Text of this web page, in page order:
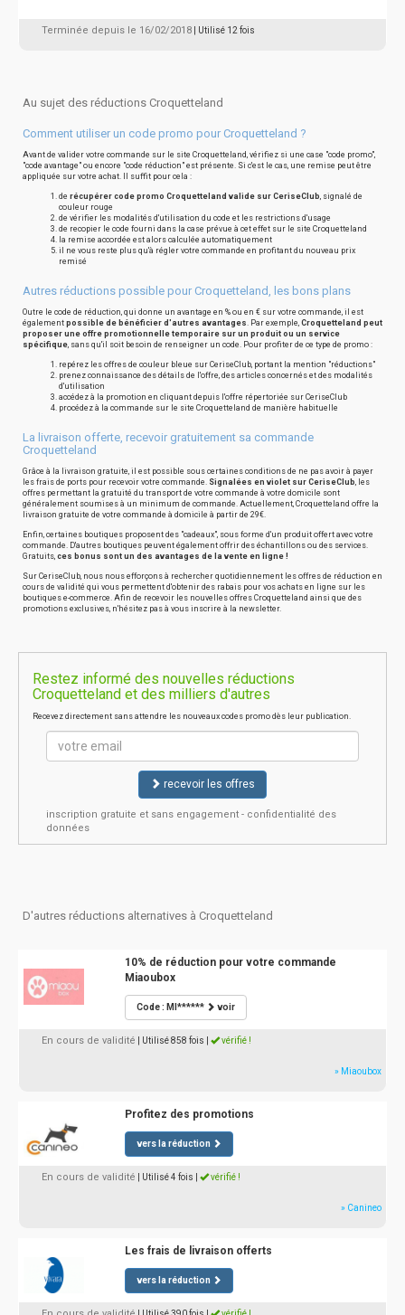
Terminée depuis le 16/02/2018 | Utilisé 12 fois
Au sujet des réductions Croquetteland
Comment utiliser un code promo pour Croquetteland ?
Avant de valider votre commande sur le site Croquetteland, vérifiez si une case "code promo",
"code avantage" ou encore "code réduction" est présente. Si c'est le cas, une remise peut être
appliquée sur votre achat. Il suffit pour cela :
de récupérer code promo Croquetteland valide sur CeriseClub, signalé de
couleur rouge
de vérifier les modalités d'utilisation du code et les restrictions d'usage
de recopier le code fourni dans la case prévue à cet effet sur le site Croquetteland
la remise accordée est alors calculée automatiquement
il ne vous reste plus qu'à régler votre commande en profitant du nouveau prix
remisé
Autres réductions possible pour Croquetteland, les bons plans
Outre le code de réduction, qui donne un avantage en % ou en € sur votre commande, il est
également possible de bénéficier d'autres avantages. Par exemple, Croquetteland peut
proposer une offre promotionnelle temporaire sur un produit ou un service
spécifique, sans qu'il soit besoin de renseigner un code. Pour profiter de ce type de promo :
repérez les offres de couleur bleue sur CeriseClub, portant la mention "réductions"
prenez connaissance des détails de l'offre, des articles concernés et des modalités
d'utilisation
accédez à la promotion en cliquant depuis l'offre répertoriée sur CeriseClub
procédez à la commande sur le site Croquetteland de manière habituelle
La livraison offerte, recevoir gratuitement sa commande
Croquetteland
Grâce à la livraison gratuite, il est possible sous certaines conditions de ne pas avoir à payer
les frais de ports pour recevoir votre commande. Signalées en violet sur CeriseClub, les
offres permettant la gratuité du transport de votre commande à votre domicile sont
généralement soumises à un minimum de commande. Actuellement, Croquetteland offre la
livraison gratuite de votre commande à domicile à partir de 29€.
Enfin, certaines boutiques proposent des "cadeaux", sous forme d'un produit offert avec votre
commande. D'autres boutiques peuvent également offrir des échantillons ou des services.
Gratuits, ces bonus sont un des avantages de la vente en ligne !
Sur CeriseClub, nous nous efforçons à rechercher quotidiennement les offres de réduction en
cours de validité qui vous permettent d'obtenir des rabais pour vos achats en ligne sur les
boutiques e-commerce. Afin de recevoir les nouvelles offres Croquetteland ainsi que des
promotions exclusives, n'hésitez pas à vous inscrire à la newsletter.
Restez informé des nouvelles réductions
Croquetteland et des milliers d'autres
Recevez directement sans attendre les nouveaux codes promo dès leur publication.
recevoir les offres
inscription gratuite et sans engagement - confidentialité des
données
D'autres réductions alternatives à Croquetteland
10% de réduction pour votre commande
Miaoubox
Code : MI****** voir
En cours de validité | Utilisé 858 fois vérifié !
» Miaoubox
Profitez des promotions
vers la réduction
En cours de validité | Utilisé 4 fois vérifié !
» Canineo
Les frais de livraison offerts
vers la réduction